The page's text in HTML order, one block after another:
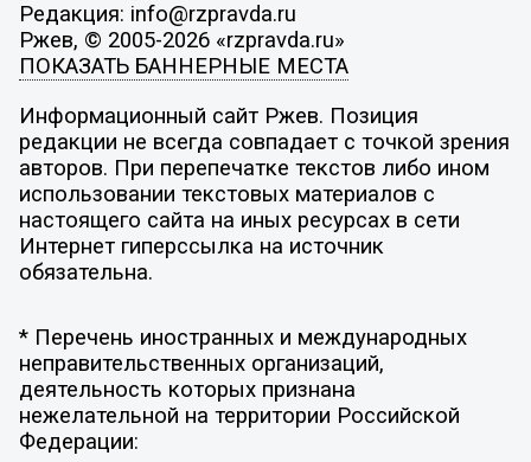
Редакция: info@rzpravda.ru
Ржев, © 2005-2026 «rzpravda.ru»
ПОКАЗАТЬ БАННЕРНЫЕ МЕСТА
Информационный сайт Ржев. Позиция
редакции не всегда совпадает с точкой зрения
авторов. При перепечатке текстов либо ином
использовании текстовых материалов с
настоящего сайта на иных ресурсах в сети
Интернет гиперссылка на источник
обязательна.
* Перечень иностранных и международных
неправительственных организаций,
деятельность которых признана
нежелательной на территории Российской
Федерации: